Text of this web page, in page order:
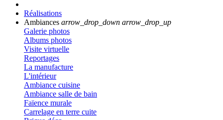
Réalisations
Ambiances arrow_drop_down arrow_drop_up
Galerie photos
Albums photos
Visite virtuelle
Reportages
La manufacture
L'intérieur
Ambiance cuisine
Ambiance salle de bain
Faïence murale
Carrelage en terre cuite